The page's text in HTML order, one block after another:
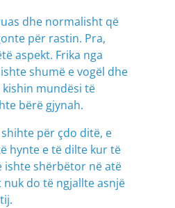
dhe normalisht që
për rastin. Pra,
aspekt. Frika nga
shumë e vogël dhe
mundësi të
bërë gjynah.
për çdo ditë, e
hynte e të dilte kur të
ishte shërbëtor në atë
do të ngjallte asnjë